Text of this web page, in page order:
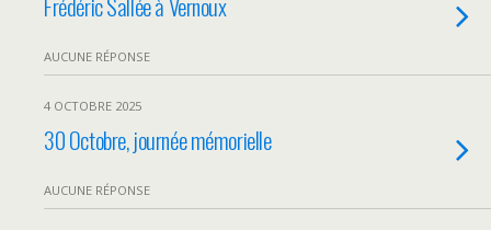
AUCUNE RÉPONSE
4 OCTOBRE 2025
30 Octobre, journée mémorielle
AUCUNE RÉPONSE